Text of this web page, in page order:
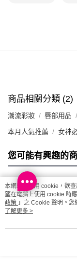
(澳門門市) 只顯示可
商品相關分類 (2)
潮流彩妝 唇部用品
本月人氣推薦 女神
您可能有興趣的
熱門標籤
熱銷排行
本網站中使用 cookie，欲
望在電腦上使用 cookie 時
政策 」之 Cookie 聲明。
條款之 Cookie 聲明使用
了解更多 >